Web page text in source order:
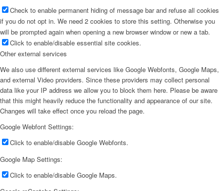
Check to enable permanent hiding of message bar and refuse all cookies
if you do not opt in. We need 2 cookies to store this setting. Otherwise you
will be prompted again when opening a new browser window or new a tab.
Click to enable/disable essential site cookies.
Other external services
We also use different external services like Google Webfonts, Google Maps,
and external Video providers. Since these providers may collect personal
data like your IP address we allow you to block them here. Please be aware
that this might heavily reduce the functionality and appearance of our site.
Changes will take effect once you reload the page.
Google Webfont Settings:
Click to enable/disable Google Webfonts.
Google Map Settings:
Click to enable/disable Google Maps.